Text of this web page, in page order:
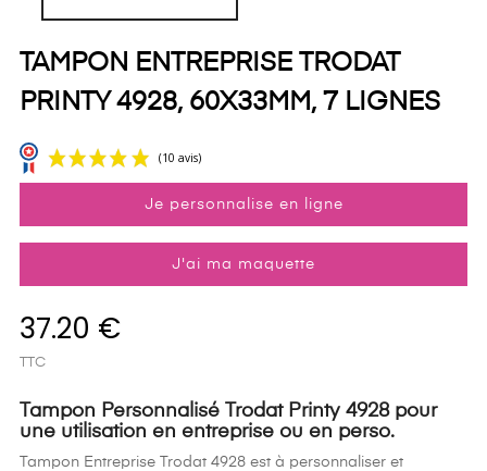
TAMPON ENTREPRISE TRODAT
PRINTY 4928, 60X33MM, 7 LIGNES
Je personnalise en ligne
J'ai ma maquette
37.20 €
TTC
Tampon Personnalisé Trodat Printy 4928 pour
une utilisation en entreprise ou en perso.
Tampon Entreprise Trodat 4928 est à personnaliser et